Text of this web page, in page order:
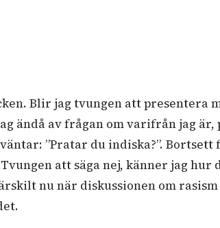
Blir jag tvungen att presentera
ändå av frågan om varifrån jag
”Pratar du indiska?”.
att säga nej, känner jag
nu när diskussionen om